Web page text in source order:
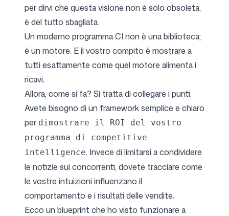
per dirvi che questa visione non è solo obsoleta,
è del tutto sbagliata.
Un moderno programma CI non è una biblioteca;
è un motore. E il vostro compito è mostrare a
tutti esattamente come quel motore alimenta i
ricavi.
Allora, come si fa? Si tratta di collegare i punti.
Avete bisogno di un framework semplice e chiaro
per dimostrare il ROI del vostro
programma di competitive
intelligence. Invece di limitarsi a condividere
le notizie sui concorrenti, dovete tracciare come
le vostre intuizioni influenzano il
comportamento e i risultati delle vendite.
Ecco un blueprint che ho visto funzionare a